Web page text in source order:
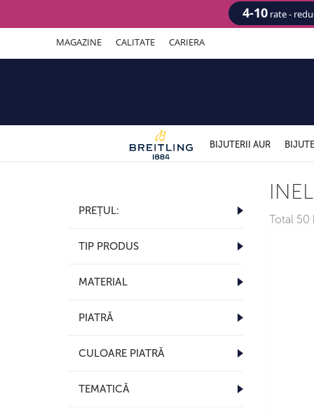
4-10rate -
MAGAZINE CALITATE CARIERA
BIJUTERII AUR
PREȚUL:
TIP PRODUS
MATERIAL
PIATRĂ
CULOARE PIATRĂ
TEMATICĂ
Total 50